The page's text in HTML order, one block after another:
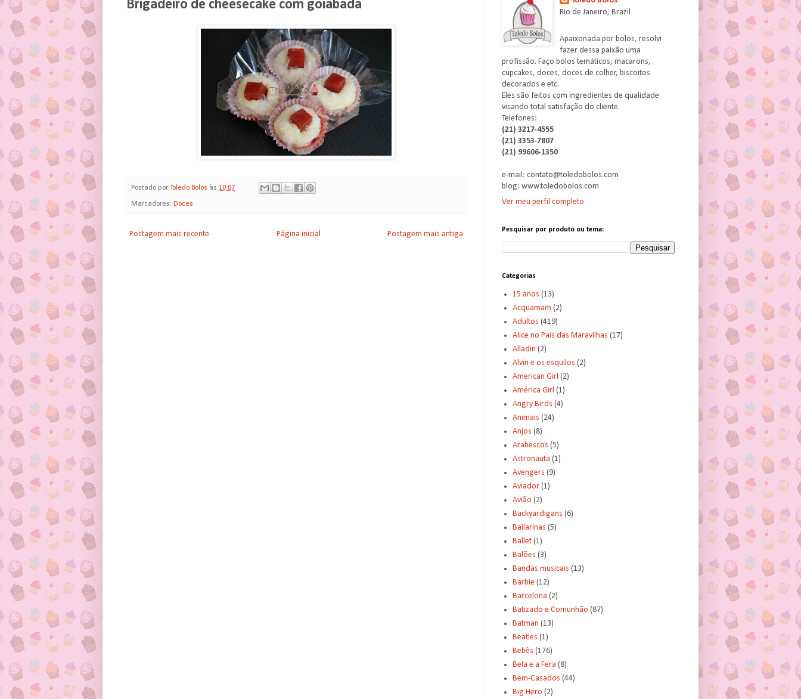
Brigadeiro de cheesecake com goiabada
Postado por Toledo Bolos às 10:07
Marcadores: Doces
Postagem mais recente Postagem mais antiga
Página inicial
Rio de Janeiro, Brazil
Apaixonada por bolos, resolvi
fazer dessa paixão uma
profissão. Faço bolos temáticos, macarons,
cupcakes, doces, doces de colher, biscoitos
decorados e etc.
Eles são feitos com ingredientes de qualidade
visando total satisfação do cliente.
Telefones:
(21) 3217-4555
(21) 3353-7807
(21) 99606-1350
e-mail: contato@toledobolos.com
blog: www.toledobolos.com
Ver meu perfil completo
Pesquisar por produto ou tema:
Categorias
15 anos (13)
Acquamam (2)
Adultos (419)
Alice no País das Maravilhas (17)
Alladin (2)
Alvin e os esquilos (2)
American Girl (2)
América Girl (1)
Angry Birds (4)
Animais (24)
Anjos (8)
Arabescos (5)
Astronauta (1)
Avengers (9)
Aviador (1)
Avião (2)
Backyardigans (6)
Bailarinas (5)
Ballet (1)
Balões (3)
Bandas musicais (13)
Barbie (12)
Barcelona (2)
Batizado e Comunhão (87)
Batman (13)
Beatles (1)
Bebês (176)
Bela e a Fera (8)
Bem-Casados (44)
Big Hero (2)